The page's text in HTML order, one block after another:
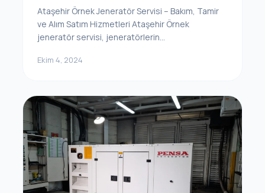
Ataşehir Örnek Jeneratör Servisi – Bakım, Tamir
ve Alım Satım Hizmetleri Ataşehir Örnek
jeneratör servisi, jeneratörlerin...
Ekim 4, 2024